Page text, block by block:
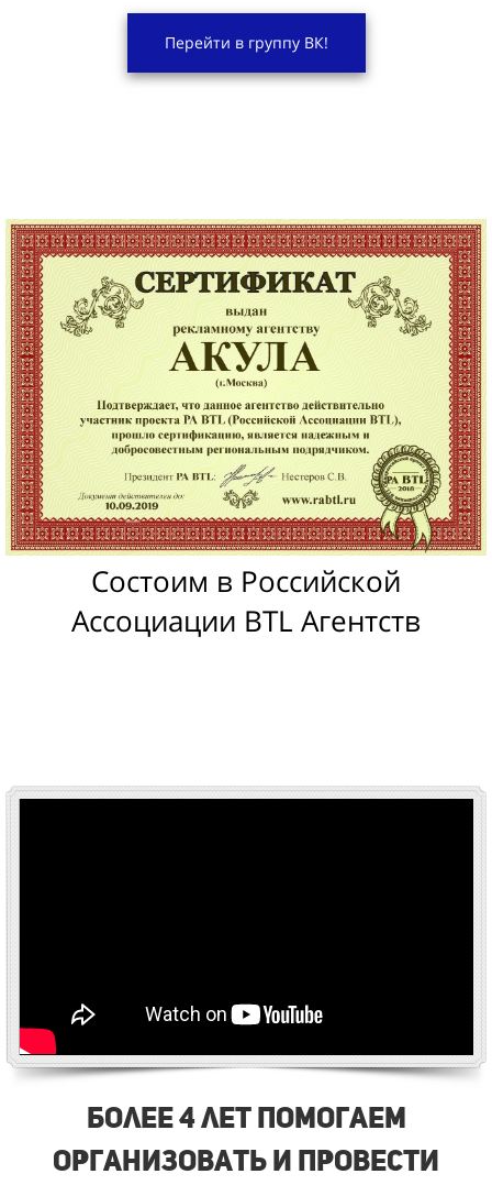
Перейти в группу ВК!
Состоим в Российской
Ассоциации BTL Агентств
Более 4 лет помогаем
организовать и провести